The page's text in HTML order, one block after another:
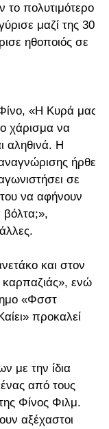
το πολυτιμότερο
μαζί της 30
ηθοποιός σε
«Η Κυρά μας
χάρισμα να
αληθινά. Η
ήρθε
σε
να αφήνουν
και στον
ενώ
«Φσστ
προκαλεί
με την ίδια
ένας από τους
Φίνος Φιλμ.
αξέχαστοι